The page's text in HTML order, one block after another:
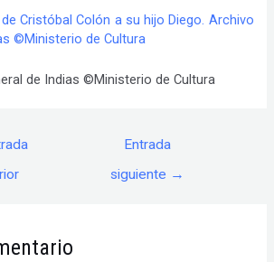
de Indias ©Ministerio de Cultura
Entrada
siguiente →